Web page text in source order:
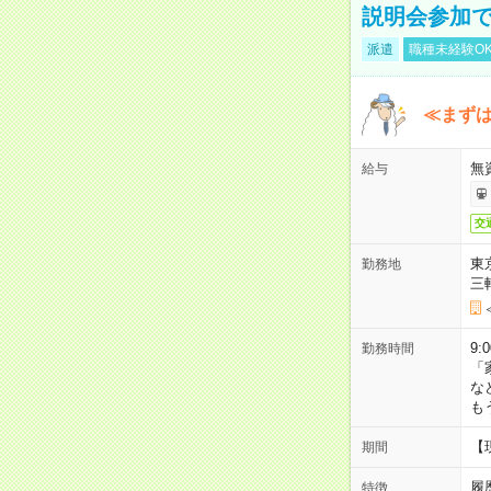
説明会参加
派遣 職種未経験
≪まず
給与 無
交
勤務地
東
三
勤務時間
な
も
期間
特徴 履